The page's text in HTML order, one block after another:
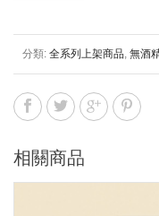
分類: 全系列上架商品, 無酒
相關商品